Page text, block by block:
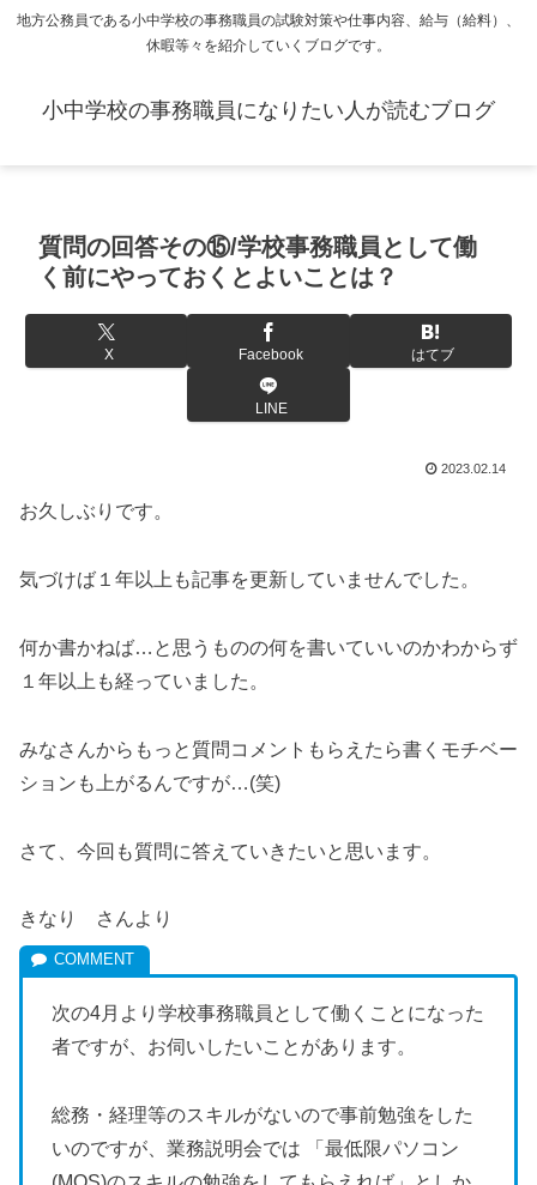
地方公務員である小中学校の事務職員の試験対策や仕事内容、給与（給料）、
休暇等々を紹介していくブログです。
小中学校の事務職員になりたい人が読むブログ
質問の回答その⑮/学校事務職員として働
く前にやっておくとよいことは？
X Facebook はてブ
LINE
2023.02.14
お久しぶりです。
気づけば１年以上も記事を更新していませんでした。
何か書かねば…と思うものの何を書いていいのかわからず
１年以上も経っていました。
みなさんからもっと質問コメントもらえたら書くモチベー
ションも上がるんですが…(笑)
さて、今回も質問に答えていきたいと思います。
きなり さんより
次の4月より学校事務職員として働くことになった
者ですが、お伺いしたいことがあります。
総務・経理等のスキルがないので事前勉強をした
いのですが、業務説明会では 「最低限パソコン